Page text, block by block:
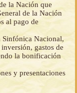
la Nación que
de la Nación
al pago de
Sinfónica Nacional,
gastos de
la bonificación
y presentaciones